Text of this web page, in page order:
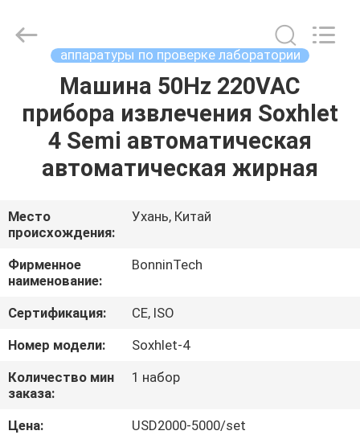
ПРОДУКТЫ
О
НАС
ПУТЕШЕСТВИЕ
ФАБРИКИ
ПРОВЕРКА
КАЧЕСТВА
Copyright
аппаратуры по проверке лаборатории
Машина 50Hz 220VAC
прибора извлечения Soxhlet
4 Semi автоматическая
автоматическая жирная
Место
происхождения:
Ухань, Китай
Фирменное
наименование:
BonninTech
Сертификация:
CE, ISO
Номер модели:
Soxhlet-4
Количество мин
заказа:
1 набор
Цена:
USD2000-5000/set